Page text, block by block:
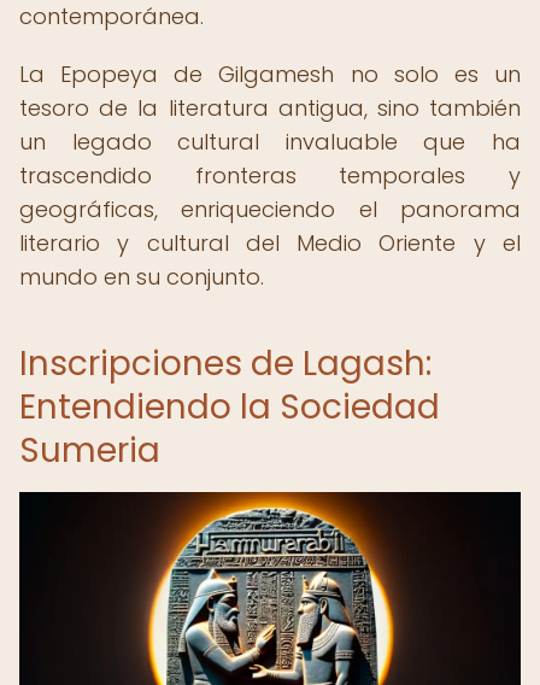
contemporánea.
La Epopeya de Gilgamesh no solo es un
tesoro de la literatura antigua, sino también
un legado cultural invaluable que ha
trascendido fronteras temporales y
geográficas, enriqueciendo el panorama
literario y cultural del Medio Oriente y el
mundo en su conjunto.
Inscripciones de Lagash:
Entendiendo la Sociedad
Sumeria